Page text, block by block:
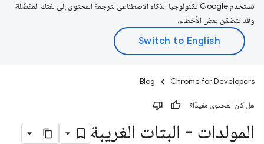
تستخدم Google تكنولوجيا الذكاء الاصطناعي لترجمة المحتوى إلى لغتك المفضّلة،
وقد تتضمّن بعض الأخطاء.
Chrome for Developers
Blog
هل كان المحتوى مفيدًا؟
المولدات - البتات الغريبة